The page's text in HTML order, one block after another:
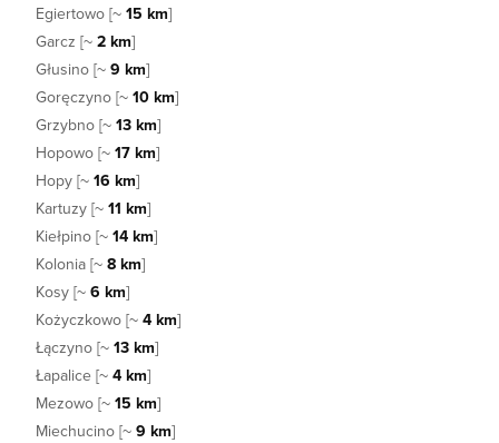
Egiertowo [~ 15 km]
Garcz [~ 2 km]
Głusino [~ 9 km]
Goręczyno [~ 10 km]
Grzybno [~ 13 km]
Hopowo [~ 17 km]
Hopy [~ 16 km]
Kartuzy [~ 11 km]
Kiełpino [~ 14 km]
Kolonia [~ 8 km]
Kosy [~ 6 km]
Kożyczkowo [~ 4 km]
Łączyno [~ 13 km]
Łapalice [~ 4 km]
Mezowo [~ 15 km]
Miechucino [~ 9 km]